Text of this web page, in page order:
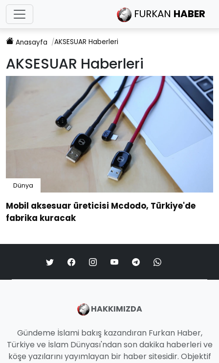
FURKAN HABER
Anasayfa AKSESUAR Haberleri
AKSESUAR Haberleri
Dünya
Mobil aksesuar üreticisi Mcdodo, Türkiye'de
fabrika kuracak
HAKKIMIZDA
Gündeme İslami bakış kazandıran Furkan Haber,
Türkiye ve İslam Dünyası'ndan son dakika haberleri ve
köşe yazılarını yayımlayan bir haber sitesidir. Objektif